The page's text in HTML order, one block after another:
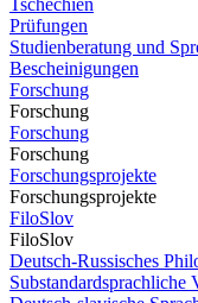
Tschechien
Prüfungen
Studienberatung und
Bescheinigungen
Forschung
Forschung
Forschung
Forschung
Forschungsprojekte
Forschungsprojekte
FiloSlov
FiloSlov
Deutsch-Russisches
Substandardsprachliche